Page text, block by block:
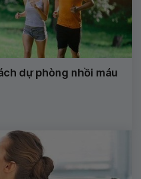
dự phòng nhồi máu